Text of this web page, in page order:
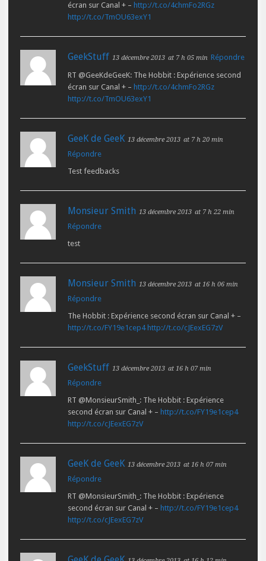
écran sur Canal + – http://t.co/4chmFo2RGz
http://t.co/TmOU63exY1
GeekStuff 13 décembre 2013 at 7 h 05 min Répondre
RT @GeeKdeGeeK: The Hobbit : Expérience second
écran sur Canal + – http://t.co/4chmFo2RGz
http://t.co/TmOU63exY1
GeeK de GeeK 13 décembre 2013 at 7 h 20 min
Répondre
Test feedbacks
Monsieur Smith 13 décembre 2013 at 7 h 22 min
Répondre
test
Monsieur Smith 13 décembre 2013 at 16 h 06 min
Répondre
The Hobbit : Expérience second écran sur Canal + –
http://t.co/FY19e1cep4 http://t.co/cJEexEG7zV
GeekStuff 13 décembre 2013 at 16 h 07 min
Répondre
RT @MonsieurSmith_: The Hobbit : Expérience
second écran sur Canal + – http://t.co/FY19e1cep4
http://t.co/cJEexEG7zV
GeeK de GeeK 13 décembre 2013 at 16 h 07 min
Répondre
RT @MonsieurSmith_: The Hobbit : Expérience
second écran sur Canal + – http://t.co/FY19e1cep4
http://t.co/cJEexEG7zV